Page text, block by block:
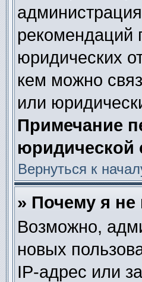
рекомендаций
юридических
кем можно
или
Примечание
юридической
Вернуться к
» Почему я не
Возможно,
новых
IP-адрес или